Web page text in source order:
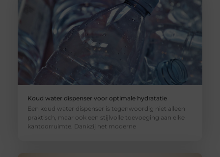
Koud water dispenser voor optimale hydratatie
Een koud water dispenser is tegenwoordig niet alleen
praktisch, maar ook een stijlvolle toevoeging aan elke
kantoorruimte. Dankzij het moderne